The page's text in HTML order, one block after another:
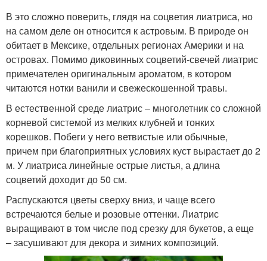
В это сложно поверить, глядя на соцветия лиатриса, но
на самом деле он относится к астровым. В природе он
обитает в Мексике, отдельных регионах Америки и на
островах. Помимо диковинных соцветий-свечей лиатрис
примечателен оригинальным ароматом, в котором
читаются нотки ванили и свежескошенной травы.
В естественной среде лиатрис – многолетник со сложной
корневой системой из мелких клубней и тонких
корешков. Побеги у него ветвистые или обычные,
причем при благоприятных условиях куст вырастает до 2
м. У лиатриса линейные острые листья, а длина
соцветий доходит до 50 см.
Распускаются цветы сверху вниз, и чаще всего
встречаются белые и розовые оттенки. Лиатрис
выращивают в том числе под срезку для букетов, а еще
– засушивают для декора и зимних композиций.